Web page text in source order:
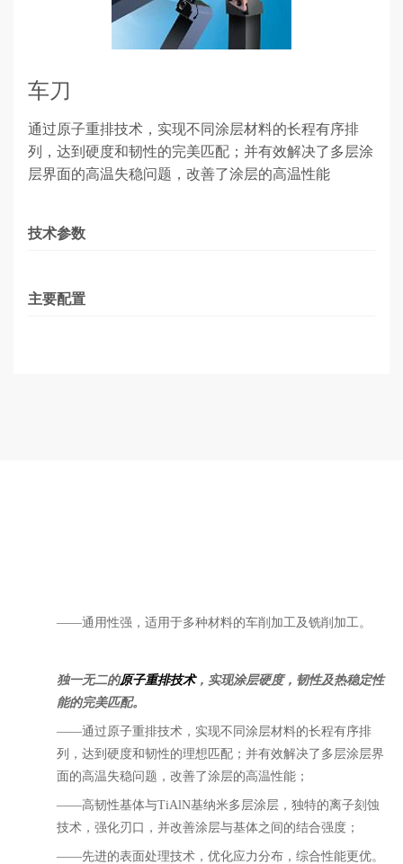
车刀
通过原子重排技术，实现不同涂层材料的长程有序排
列，达到硬度和韧性的完美匹配；并有效解决了多层涂
层界面的高温失稳问题，改善了涂层的高温性能
技术参数
主要配置
——通用性强，适用于多种材料的车削加工及铣削加工。
独一无二的原子重排技术， 实现涂层硬度，韧性及热稳定性
能的完美匹配。
——通过原子重排技术，实现不同涂层材料的长程有序排
列，达到硬度和韧性的理想匹配；并有效解决了多层涂层界
面的高温失稳问题，改善了涂层的高温性能；
——高韧性基体与TiAlN基纳米多层涂层，独特的离子刻蚀
技术，强化刃口，并改善涂层与基体之间的结合强度；
——先进的表面处理技术，优化应力分布，综合性能更优。